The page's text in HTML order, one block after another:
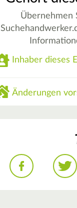
Übernehmen
Inhaber dieses
Änderungen